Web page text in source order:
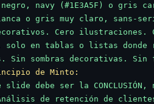
navy (#1E3A5F) o gris
o gris muy claro, sans-
Cero ilustraciones.
solo en tablas o listas donde
Sin sombras decorativas. Sin
de Minto:
debe ser la CONCLUSIÓN,
"Análisis de retención de